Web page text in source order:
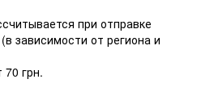
при отправке
зависимости от региона и
грн.